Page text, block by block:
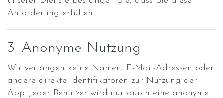
Anforderung erfüllen.
3. Anonyme Nutzung
Wir verlangen keine Namen, E-Mail-Adressen oder
andere direkte Identifikatoren zur Nutzung der
App. Jeder Benutzer wird nur durch eine anonyme